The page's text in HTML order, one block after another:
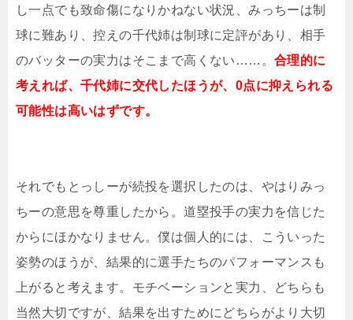
し一点でも致命傷になりかねない状況、みっちーは制
球に難あり、控えの千代姉は制球に定評があり、相手
のバッターの実力はそこまで高くない……。 合理的に
考えれば、千代姉に交代したほうが、0点に抑えられる
可能性は高いはずです。
それでもとっしーが続投を選択したのは、やはりみっ
ちーの意思を尊重したから。道塁投手の実力を信じた
からにほかなりません。僕は個人的には、こういった
姿勢のほうが、結果的に選手たちのパフォーマンスも
上がると考えます。モチベーションと実力、どちらも
当然大切ですが、結果を出すためにどちらがより大切